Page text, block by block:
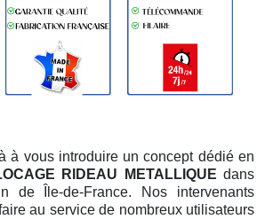
à vous introduire un concept dédié en
RIDEAU METALLIQUE dans
de Île-de-France. Nos intervenants
au service de nombreux utilisateurs